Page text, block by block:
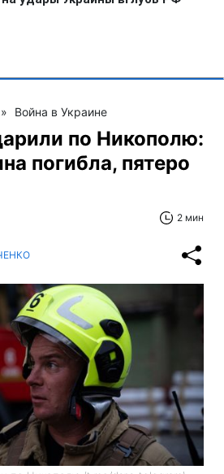
» Война в Украине
по Никополю:
погибла, пятеро
2 мин